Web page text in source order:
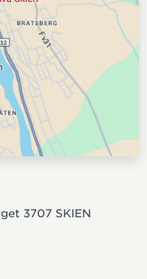
3707 SKIEN